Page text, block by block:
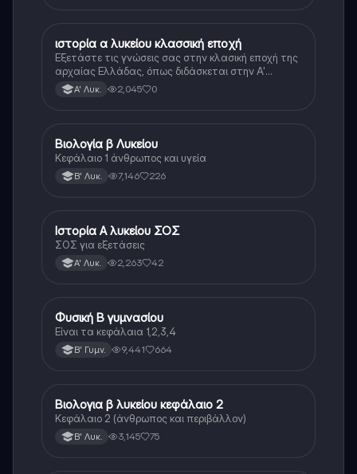
Ιστορία
ιστορία α λυκείου κλασσική εποχή
Εξετάστε τις γνώσεις σας στην κλασική εποχή της
αρχαίας Ελλάδας, όπως διδάσκεται στην Α'
Λυκείου.Α' Λυκ. 2,045 0
Βιολογία
Βιολογία β Λυκείου
Κεφάλαιο 1 άνθρωπος και υγεία
Β' Λυκ. 7,146 226
Ιστορία
Ιστορία Α λυκείου ΣΟΣ
ΣΟΣ για εξετάσεις
Α' Λυκ. 2,263 42
Φυσική
Φυσική Β γυμνασίου
Είναι τα κεφάλαια 1,2,3,4
Β' Γυμν. 9,441 664
Βιολογία
Βιολογια β λυκείου κεφάλαιο 2
Κεφάλαιο 2 (άνθρωπος και περιβάλλον)
Β' Λυκ. 3,145 75